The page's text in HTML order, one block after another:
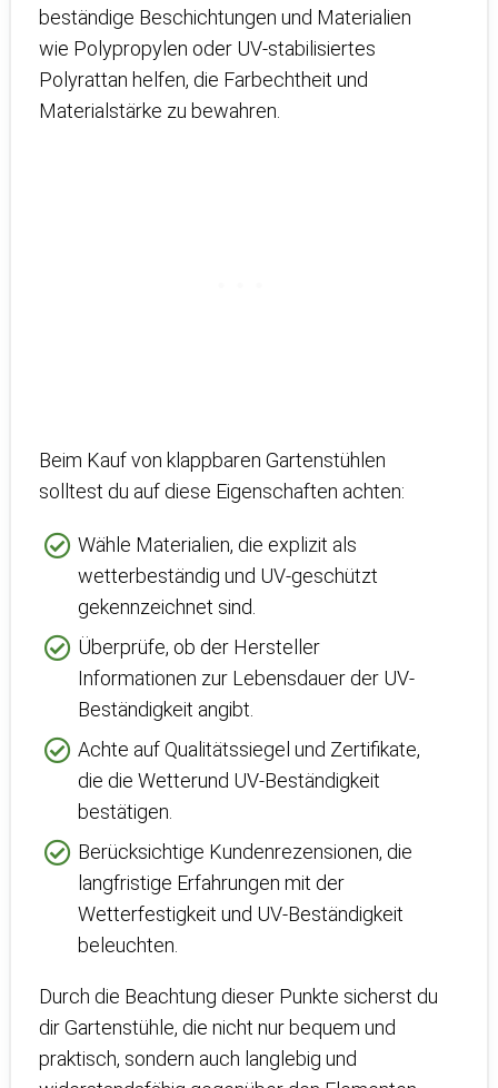
beständige Beschichtungen und Materialien
wie Polypropylen oder UV-stabilisiertes
Polyrattan helfen, die Farbechtheit und
Materialstärke zu bewahren.
Beim Kauf von klappbaren Gartenstühlen
solltest du auf diese Eigenschaften achten:
Wähle Materialien, die explizit als
wetterbeständig und UV-geschützt
gekennzeichnet sind.
Überprüfe, ob der Hersteller
Informationen zur Lebensdauer der UV-
Beständigkeit angibt.
Achte auf Qualitätssiegel und Zertifikate,
die die Wetterund UV-Beständigkeit
bestätigen.
Berücksichtige Kundenrezensionen, die
langfristige Erfahrungen mit der
Wetterfestigkeit und UV-Beständigkeit
beleuchten.
Durch die Beachtung dieser Punkte sicherst du
dir Gartenstühle, die nicht nur bequem und
praktisch, sondern auch langlebig und